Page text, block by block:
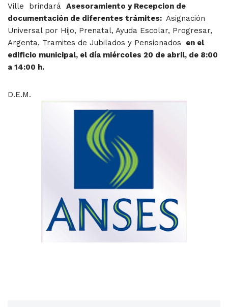
Ville brindará Asesoramiento y Recepcion de
documentación de diferentes trámites: Asignación
Universal por Hijo, Prenatal, Ayuda Escolar, Progresar,
Argenta, Tramites de Jubilados y Pensionados
en el
edificio municipal, el día miércoles 20 de abril, de 8:00
a 14:00 h.
D.E.M.